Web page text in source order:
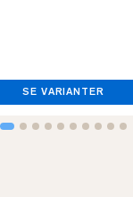
SE VARIANTER